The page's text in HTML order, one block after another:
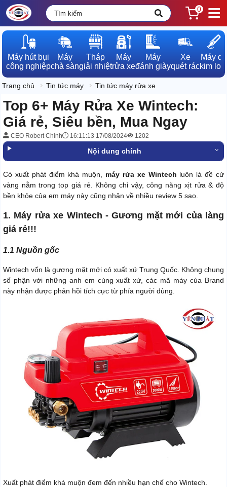
0
Máy hút bụi
công nghiệp
Máy
chà sàn
Tháp
giải nhiệt
Máy
rửa xe
Máy
đánh giày
Xe
quét rác
Máy dò
kim loại
Trang chủ Tin tức máy Tin tức máy rửa xe
Top 6+ Máy Rửa Xe Wintech:
Giá rẻ, Siêu bền, Mua Ngay
CEO Robert Chinh 16:11:13 17/08/2024 1202
Nội dung chính
Có xuất phát điểm khá muộn, máy rửa xe Wintech luôn là đề cử
vàng nằm trong top giá rẻ. Không chỉ vậy, công năng xịt rửa & độ
bền khỏe của em máy này cũng nhận về nhiều review 5 sao.
1. Máy rửa xe Wintech - Gương mặt mới của làng
giá rẻ!!!
1.1 Nguồn gốc
Wintech vốn là gương mặt mới có xuất xứ Trung Quốc. Không chung
số phận với những anh em cùng xuất xứ, các mã máy của Brand
này nhận được phản hồi tích cực từ phía người dùng.
Xuất phát điểm khá muộn đem đến nhiều hạn chế cho Wintech.